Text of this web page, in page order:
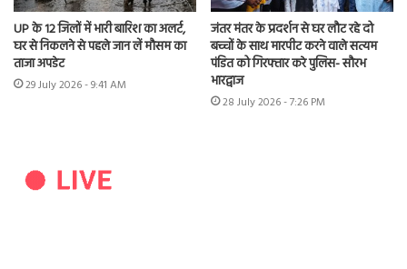
UP के 12 जिलों में भारी बारिश का अलर्ट,
घर से निकलने से पहले जान लें मौसम का
ताजा अपडेट
29 July 2026 - 9:41 AM
जंतर मंतर के प्रदर्शन से घर लौट रहे दो
बच्चों के साथ मारपीट करने वाले सत्यम
पंडित को गिरफ्तार करे पुलिस- सौरभ
भारद्वाज
28 July 2026 - 7:26 PM